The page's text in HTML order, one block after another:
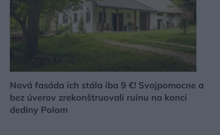
Nová fasáda ich stála iba 9 €! Svojpomocne a
bez úverov zrekonštruovali ruinu na konci
dediny Polom